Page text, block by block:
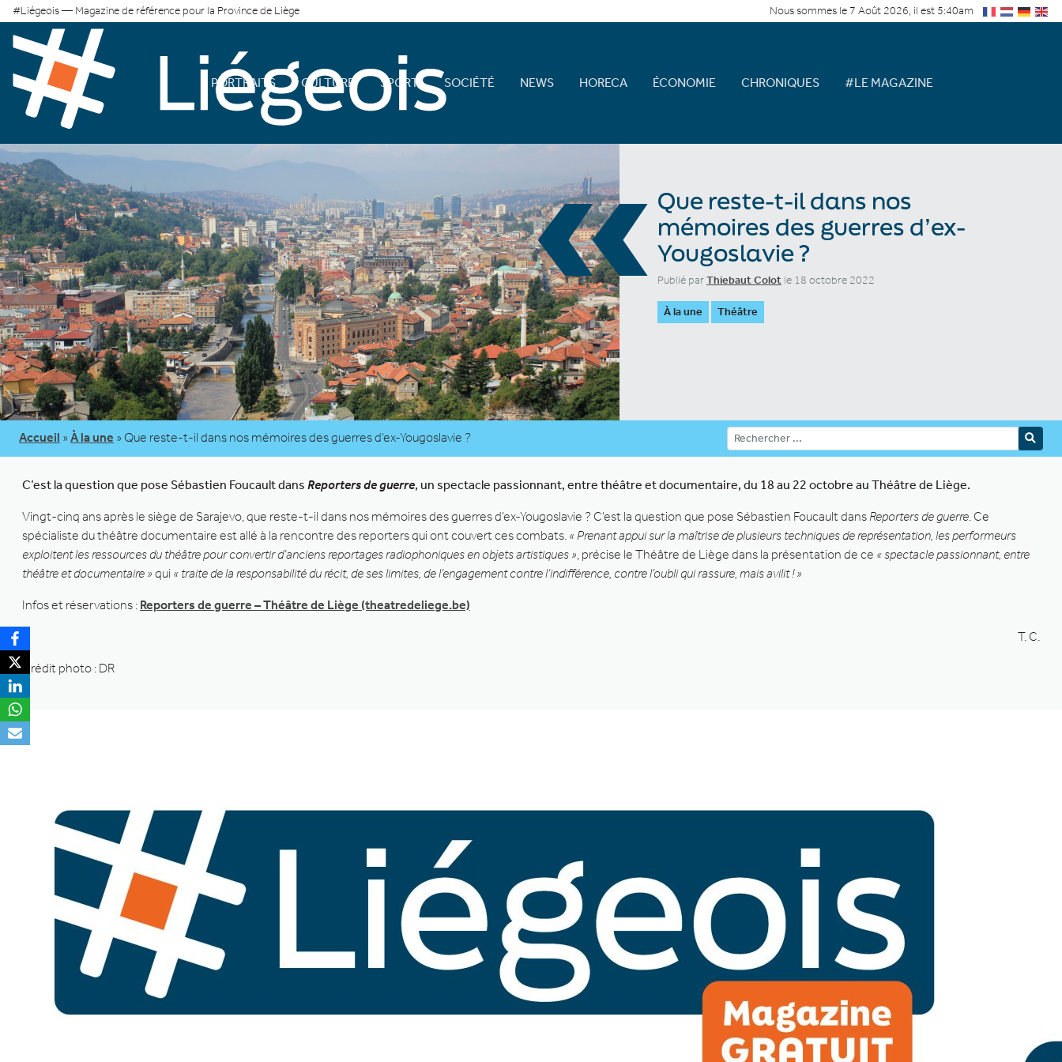
#Liégeois — Magazine de référence pour la Province de Liège Nous sommes le 7 Août 2026, il est 5:40am
PORTRAITS CULTURE SPORT SOCIÉTÉ NEWS HORECA ÉCONOMIE CHRONIQUES #LE MAGAZINE
«Que reste-t-il dans nos
mémoires des guerres d’ex-
Yougoslavie ?
Publié parThiebaut Colot le 18 octobre 2022
À la une Théâtre
Accueil » À la une » Que reste-t-il dans nos mémoires des guerres d’ex-Yougoslavie ?
C’est la question que pose Sébastien Foucault dans Reporters de guerre, un spectacle passionnant, entre théâtre et documentaire, du 18 au 22 octobre au Théâtre de Liège.
Vingt-cinq ans après le siège de Sarajevo, que reste-t-il dans nos mémoires des guerres d’ex-Yougoslavie ? C’est la question que pose Sébastien Foucault dans Reporters de guerre. Ce
spécialiste du théâtre documentaire est allé à la rencontre des reporters qui ont couvert ces combats. « Prenant appui sur la maîtrise de plusieurs techniques de représentation, les performeurs
exploitent les ressources du théâtre pour convertir d’anciens reportages radiophoniques en objets artistiques », précise le Théâtre de Liège dans la présentation de ce « spectacle passionnant, entre
théâtre et documentaire » qui « traite de la responsabilité du récit, de ses limites, de l’engagement contre l’indifférence, contre l’oubli qui rassure, mais avilit ! »
Infos et réservations : Reporters de guerre – Théâtre de Liège (theatredeliege.be)
T. C.
Crédit photo : DR